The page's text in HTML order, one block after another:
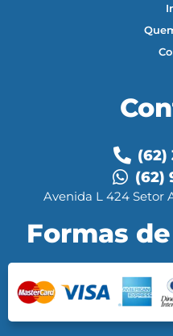
(62)
(62)
Avenida L 424 Setor
Formas